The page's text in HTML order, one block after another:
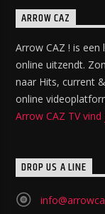
ARROW CAZ
Arrow CAZ ! is
online uitzendt.
naar Hits, current
online
Arrow CAZ TV
DROP US A LINE